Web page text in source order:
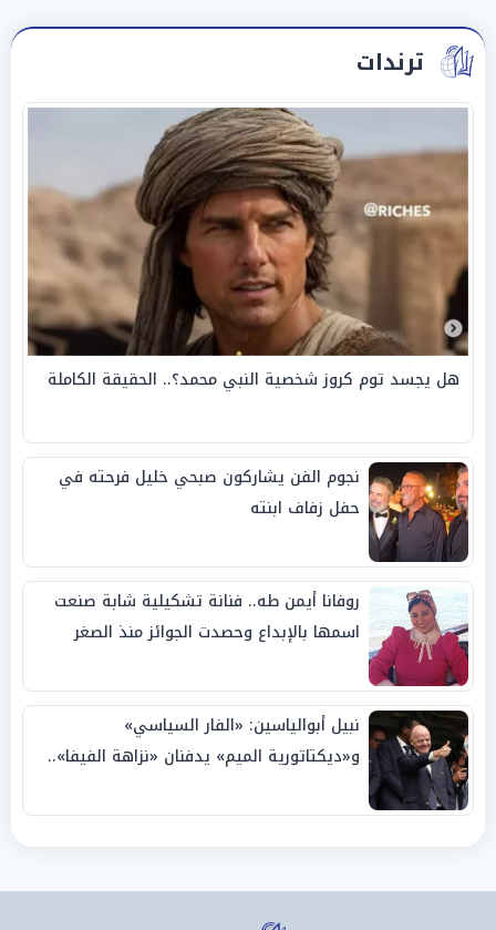
ترندات
هل يجسد توم كروز شخصية النبي محمد؟.. الحقيقة الكاملة
نجوم الفن يشاركون صبحي خليل فرحته في
حفل زفاف ابنته
روفانا أيمن طه.. فنانة تشكيلية شابة صنعت
اسمها بالإبداع وحصدت الجوائز منذ الصغر
نبيل أبوالياسين: «الفار السياسي»
و«ديكتاتورية الميم» يدفنان «نزاهة الفيفا»..